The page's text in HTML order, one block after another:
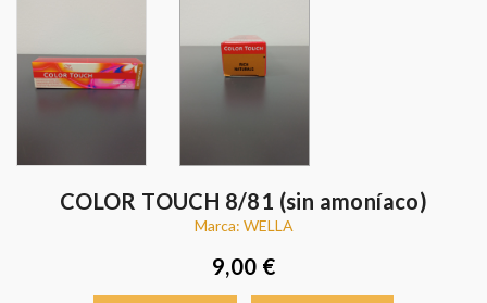
COLOR TOUCH 8/81 (sin amoníaco)
Marca: WELLA
9,00 €